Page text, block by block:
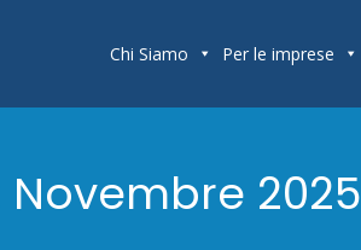
Chi Siamo Per le imprese
Novembre 2025